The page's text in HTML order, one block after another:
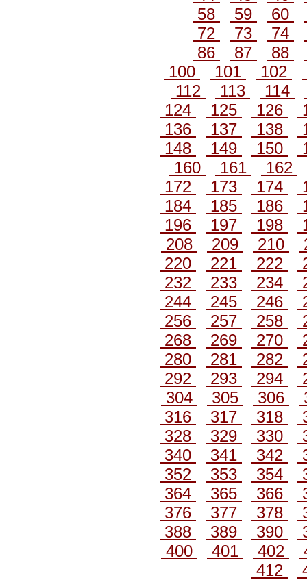
58
59 60
72
73 74
86
87 88
100
101 102
112
113 114
124
125 126
136
137 138
148
149 150
160
161
162
172
173 174
184
185 186
196
197 198
208
209 210
220
221 222
232
233 234
244
245 246
256
257 258
268
269 270
280
281 282
292
293 294
304
305 306
316
317 318
328
329 330
340
341 342
352
353 354
364
365 366
376
377 378
388
389 390
400
401 402
412